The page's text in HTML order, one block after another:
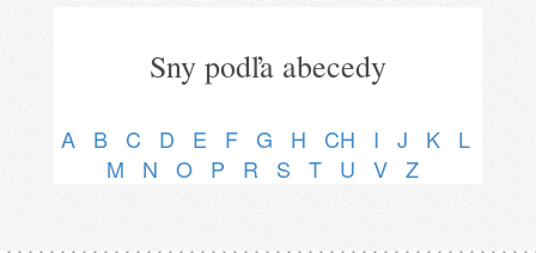
Sny podľa abecedy
A B C D E F G H CH I J K
L
M
N O P R S T U V Z